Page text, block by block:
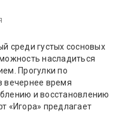
среди густых сосновых
насладиться
Прогулки по
вечернее время
и восстановлению
«Игора» предлагает